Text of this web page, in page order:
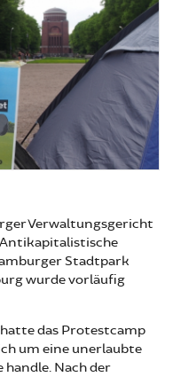
Verwaltungsgericht
Stadtpark
wurde vorläufig
das Protestcamp
um eine unerlaubte
Nach der